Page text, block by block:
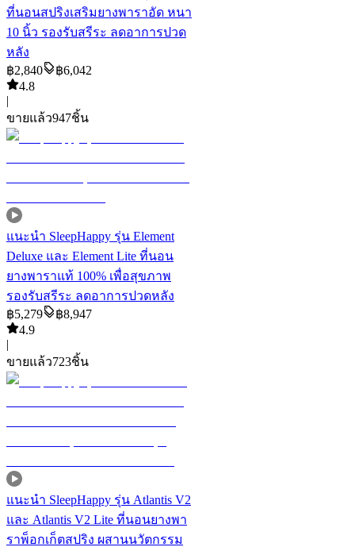
ที่นอนสปริงเสริมยางพาราอัด หนา
10 นิ้ว รองรับสรีระ ลดอาการปวด
หลัง
฿2,840 ฿6,042
4.8
|
ขายแล้ว947ชิ้น
แนะนำ SleepHappy รุ่น Element
Deluxe และ Element Lite ที่นอน
ยางพาราแท้ 100% เพื่อสุขภาพ
รองรับสรีระ ลดอาการปวดหลัง
฿5,279 ฿8,947
4.9
|
ขายแล้ว723ชิ้น
แนะนำ SleepHappy รุ่น Atlantis V2
และ Atlantis V2 Lite ที่นอนยางพา
ราพ็อกเก็ตสปริง ผสานนวัตกรรม